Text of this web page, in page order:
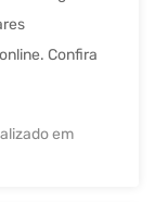
Confira
em